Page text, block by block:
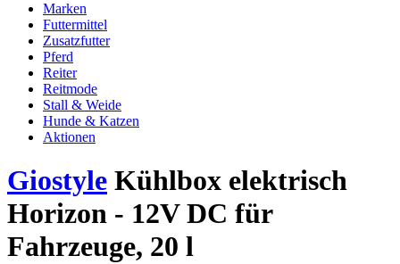
Marken
Futtermittel
Zusatzfutter
Pferd
Reiter
Reitmode
Stall & Weide
Hunde & Katzen
Aktionen
Giostyle Kühlbox elektrisch
Horizon - 12V DC für
Fahrzeuge, 20 l